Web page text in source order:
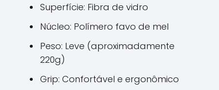
Superfície: Fibra de vidro
Núcleo: Polímero favo de mel
Peso: Leve (aproximadamente
220g)
Grip: Confortável e ergonômico